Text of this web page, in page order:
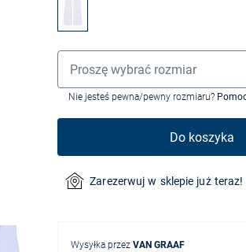
Wybór rozmiaru
Proszę wybrać rozmiar
Nie jesteś pewna/pewny rozmiaru?
Do koszyka
Zarezerwuj w sklepie już
Wysyłka przez VAN GRAAF